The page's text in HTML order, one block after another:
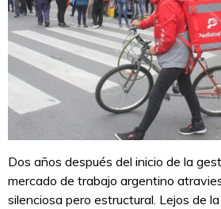
Dos años después del inicio de la
mercado de trabajo argentino
silenciosa pero estructural. Lejos de